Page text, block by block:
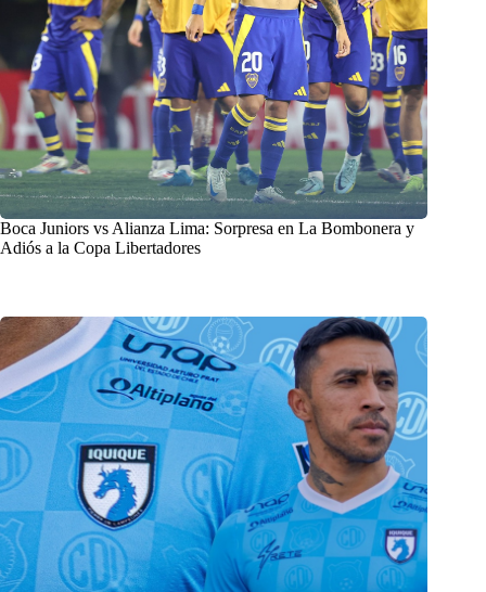
Boca Juniors vs Alianza Lima: Sorpresa en La Bombonera y
Adiós a la Copa Libertadores